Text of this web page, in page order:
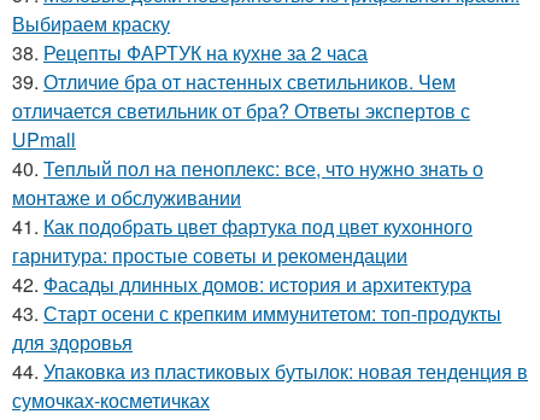
Выбираем краску
38. Рецепты ФАРТУК на кухне за 2 часа
39. Отличие бра от настенных светильников. Чем
отличается светильник от бра? Ответы экспертов с
UPmall
40. Теплый пол на пеноплекс: все, что нужно знать о
монтаже и обслуживании
41. Как подобрать цвет фартука под цвет кухонного
гарнитура: простые советы и рекомендации
42. Фасады длинных домов: история и архитектура
43. Старт осени с крепким иммунитетом: топ-продукты
для здоровья
44. Упаковка из пластиковых бутылок: новая тенденция в
сумочках-косметичках